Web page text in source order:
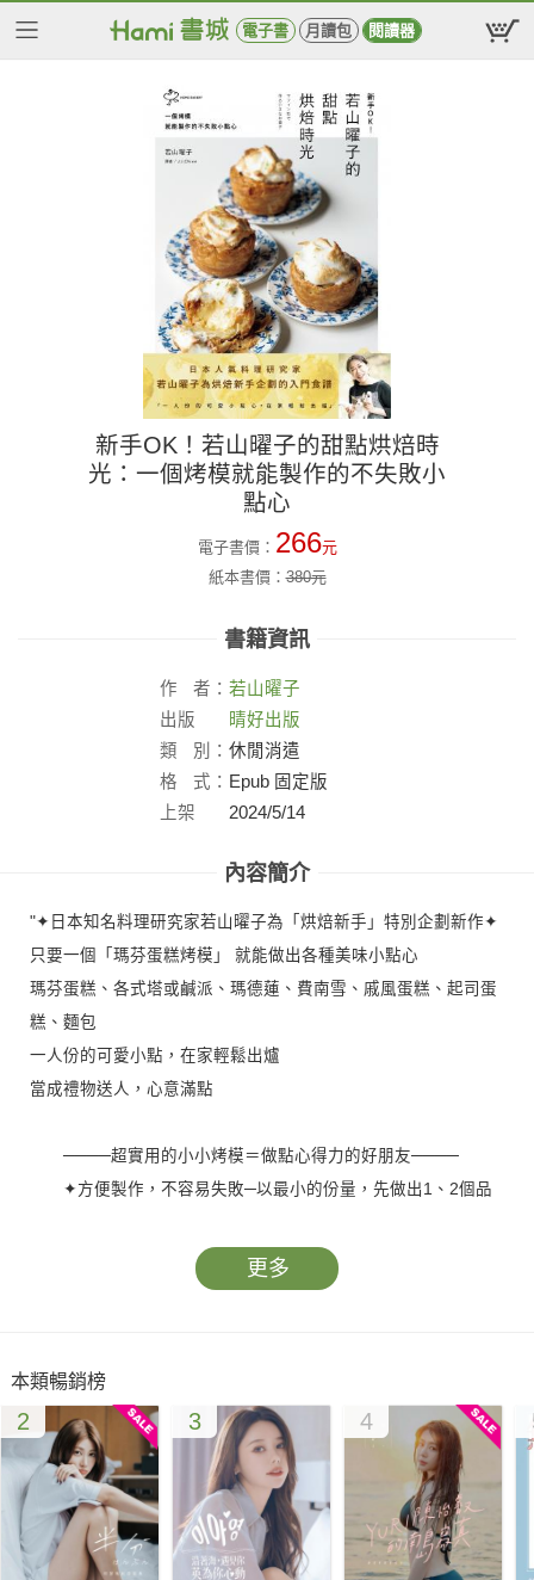
電子書 月讀包 閱讀器
新手OK！若山曜子的甜點烘焙時
光：一個烤模就能製作的不失敗小
點心
電子書價： 266元
紙本書價：380元
書籍資訊
作 者： 若山曜子
出版
社：
晴好出版
類
別： 休閒消遣
格
式： Epub 固定版
上架
2024/5/14
內容簡介
"✦日本知名料理研究家若山曜子為「烘焙新手」特別企劃新作✦
只要一個「瑪芬蛋糕烤模」 就能做出各種美味小點心
瑪芬蛋糕、各式塔或鹹派、瑪德蓮、費南雪、戚風蛋糕、起司蛋
糕、麵包
一人份的可愛小點，在家輕鬆出爐
當成禮物送人，心意滿點
────超實用的小小烤模＝做點心得力的好朋友────
✦方便製作，不容易失敗─以最小的份量，先做出1、2個品
的表面積增加，也會增加口感的香脆。
────不只是瑪芬蛋糕，一個烤模也能做出各式各樣的點心
────
✦瑪芬蛋糕─運用奶油、各種橄欖油為基底，將材料依序混
合，填入烤模後烘焙，一碗到底的輕鬆食譜。
更多
本類暢銷榜
2 3 4